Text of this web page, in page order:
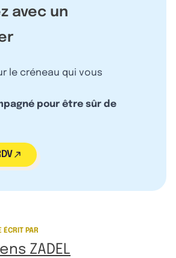
avec un
le créneau qui vous
pour être sûr de
ÉCRIT PAR
ZADEL